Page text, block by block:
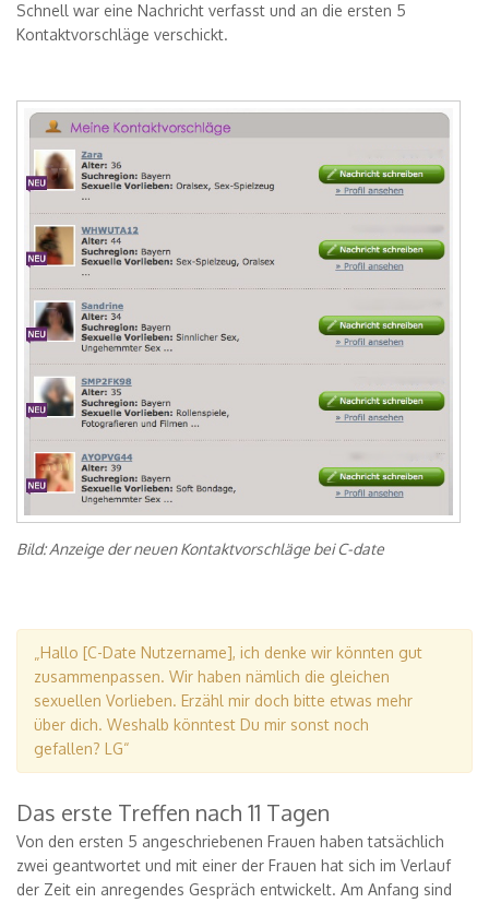
Schnell war eine Nachricht verfasst und an die ersten 5
Kontaktvorschläge verschickt.
Bild: Anzeige der neuen Kontaktvorschläge bei C-date
„Hallo [C-Date Nutzername], ich denke wir könnten gut
zusammenpassen. Wir haben nämlich die gleichen
sexuellen Vorlieben. Erzähl mir doch bitte etwas mehr
über dich. Weshalb könntest Du mir sonst noch
gefallen? LG“
Das erste Treffen nach 11 Tagen
Von den ersten 5 angeschriebenen Frauen haben tatsächlich
zwei geantwortet und mit einer der Frauen hat sich im Verlauf
der Zeit ein anregendes Gespräch entwickelt. Am Anfang sind